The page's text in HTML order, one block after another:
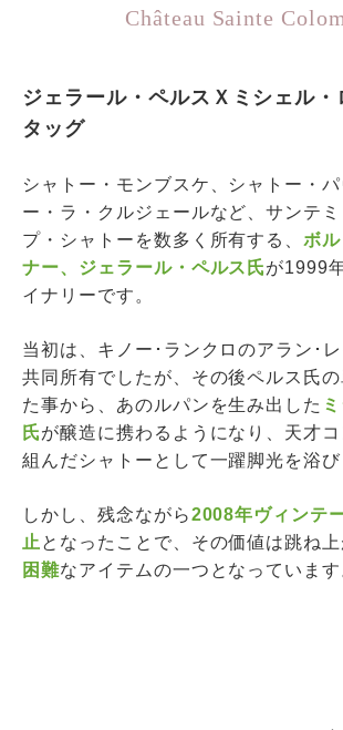
Château Sainte
ジェラール・ペルスＸミシェル・
タッグ
シャトー・モンブスケ、シャトー・パ
ー・ラ・クルジェールなど、サンテ
プ・シャトーを数多く所有する、ボ
ナー、ジェラール・ペルス氏が1999
イナリーです。
当初は、キノー･ランクロのアラン･
共同所有でしたが、その後ペルス氏
た事から、あのルパンを生み出した
氏が醸造に携わるようになり、天才
組んだシャトーとして一躍脚光を浴び
しかし、残念ながら2008年ヴィンテ
止 となったことで、その価値は跳ね
困難なアイテムの一つとなっています